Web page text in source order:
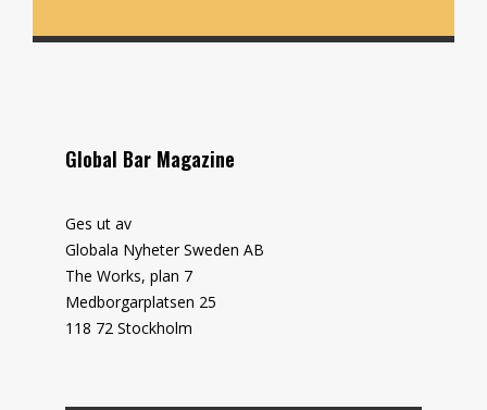
Global Bar Magazine
Ges ut av
Globala Nyheter Sweden AB
The Works, plan 7
Medborgarplatsen 25
118 72 Stockholm